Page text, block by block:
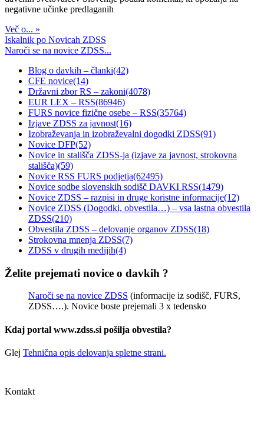
negativne učinke predlaganih
Več o... »
Iskalnik po Novicah ZDSS
Naroči se na novice ZDSS...
Blog o davkih – članki(42)
CFE novice(14)
Državni zbor RS – zakoni(4078)
EUR LEX – RSS(86946)
FURS novice fizične osebe – RSS(35764)
Izjave ZDSS za javnost(16)
Izobraževanja in izobraževalni dogodki ZDSS(91)
Novice DFP(52)
Novice in stališča ZDSS-ja (izjave za javnost, strokovna
stališča)(59)
Novice RSS FURS podjetja(62495)
Novice sodbe slovenskih sodišč DAVKI RSS(1479)
Novice ZDSS – razpisi in druge koristne informacije(12)
Novice ZDSS (Dogodki, obvestila…) – vsa lastna obvestila
ZDSS(210)
Obvestila ZDSS – delovanje organov ZDSS(18)
Strokovna mnenja ZDSS(7)
ZDSS v drugih medijih(4)
Želite prejemati novice o davkih ?
Naroči se na novice ZDSS (informacije iz sodišč, FURS,
ZDSS….). Novice boste prejemali 3 x tedensko
Kdaj portal www.zdss.si pošilja obvestila?
Glej Tehnična opis delovanja spletne strani.
Kontakt